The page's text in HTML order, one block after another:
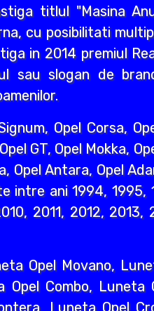
titlul "Masina
cu posibilitati
in 2014 premiul
sau slogan de
Opel Corsa,
GT, Opel Mokka,
Opel Antara, Opel
intre ani 1994, 1995,
2011, 2012, 2013,
Opel Movano,
Combo, Luneta
Luneta Opel